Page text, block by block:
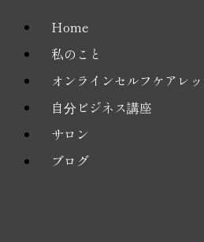
Home
私のこと
オンラインセルフケアレ
自分ビジネス講座
サロン
ブログ